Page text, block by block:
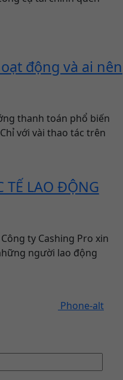
động và ai nên
thanh toán phổ biến
với vài thao tác trên
TẾ LAO ĐỘNG
ty Cashing Pro xin
người lao động
Phone-alt